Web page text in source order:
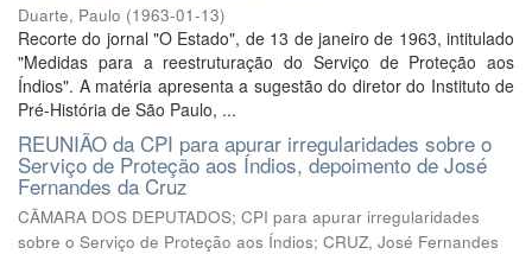
Duarte, Paulo (1963-01-13)
Recorte do jornal "O Estado", de 13 de janeiro de 1963, intitulado
"Medidas para a reestruturação do Serviço de Proteção aos
Índios". A matéria apresenta a sugestão do diretor do Instituto de
Pré-História de São Paulo, ...
REUNIÃO da CPI para apurar irregularidades sobre o
Serviço de Proteção aos Índios, depoimento de José
Fernandes da Cruz
CÃMARA DOS DEPUTADOS; CPI para apurar irregularidades
sobre o Serviço de Proteção aos Índios; CRUZ, José Fernandes